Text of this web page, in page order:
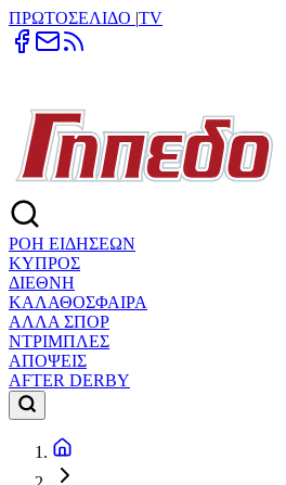
ΠΡΩΤΟΣΕΛΙΔΟ |TV
ΡΟΗ ΕΙΔΗΣΕΩΝ
ΚΥΠΡΟΣ
ΔΙΕΘΝΗ
ΚΑΛΑΘΟΣΦΑΙΡΑ
ΑΛΛΑ ΣΠΟΡ
ΝΤΡΙΜΠΛΕΣ
ΑΠΟΨΕΙΣ
AFTER DERBY